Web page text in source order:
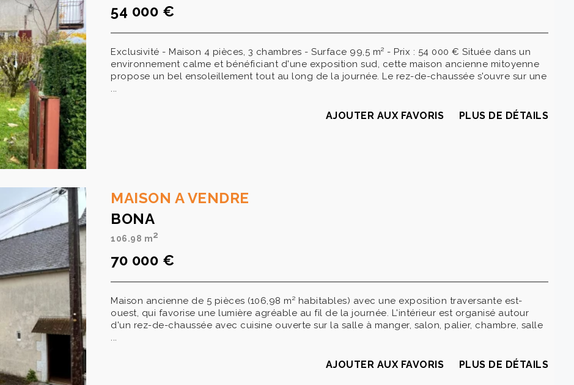
54 000 €
Exclusivité - Maison 4 pièces, 3 chambres - Surface 99,5 m² - Prix : 54 000 € Située dans un
environnement calme et bénéficiant d'une exposition sud, cette maison ancienne mitoyenne
propose un bel ensoleillement tout au long de la journée. Le rez-de-chaussée s'ouvre sur une
...
AJOUTER AUX FAVORIS PLUS DE DÉTAILS
MAISON A VENDRE
BONA
106.98 m2
70 000 €
Maison ancienne de 5 pièces (106,98 m² habitables) avec une exposition traversante est-
ouest, qui favorise une lumière agréable au fil de la journée. L'intérieur est organisé autour
d'un rez-de-chaussée avec cuisine ouverte sur la salle à manger, salon, palier, chambre, salle
...
AJOUTER AUX FAVORIS PLUS DE DÉTAILS